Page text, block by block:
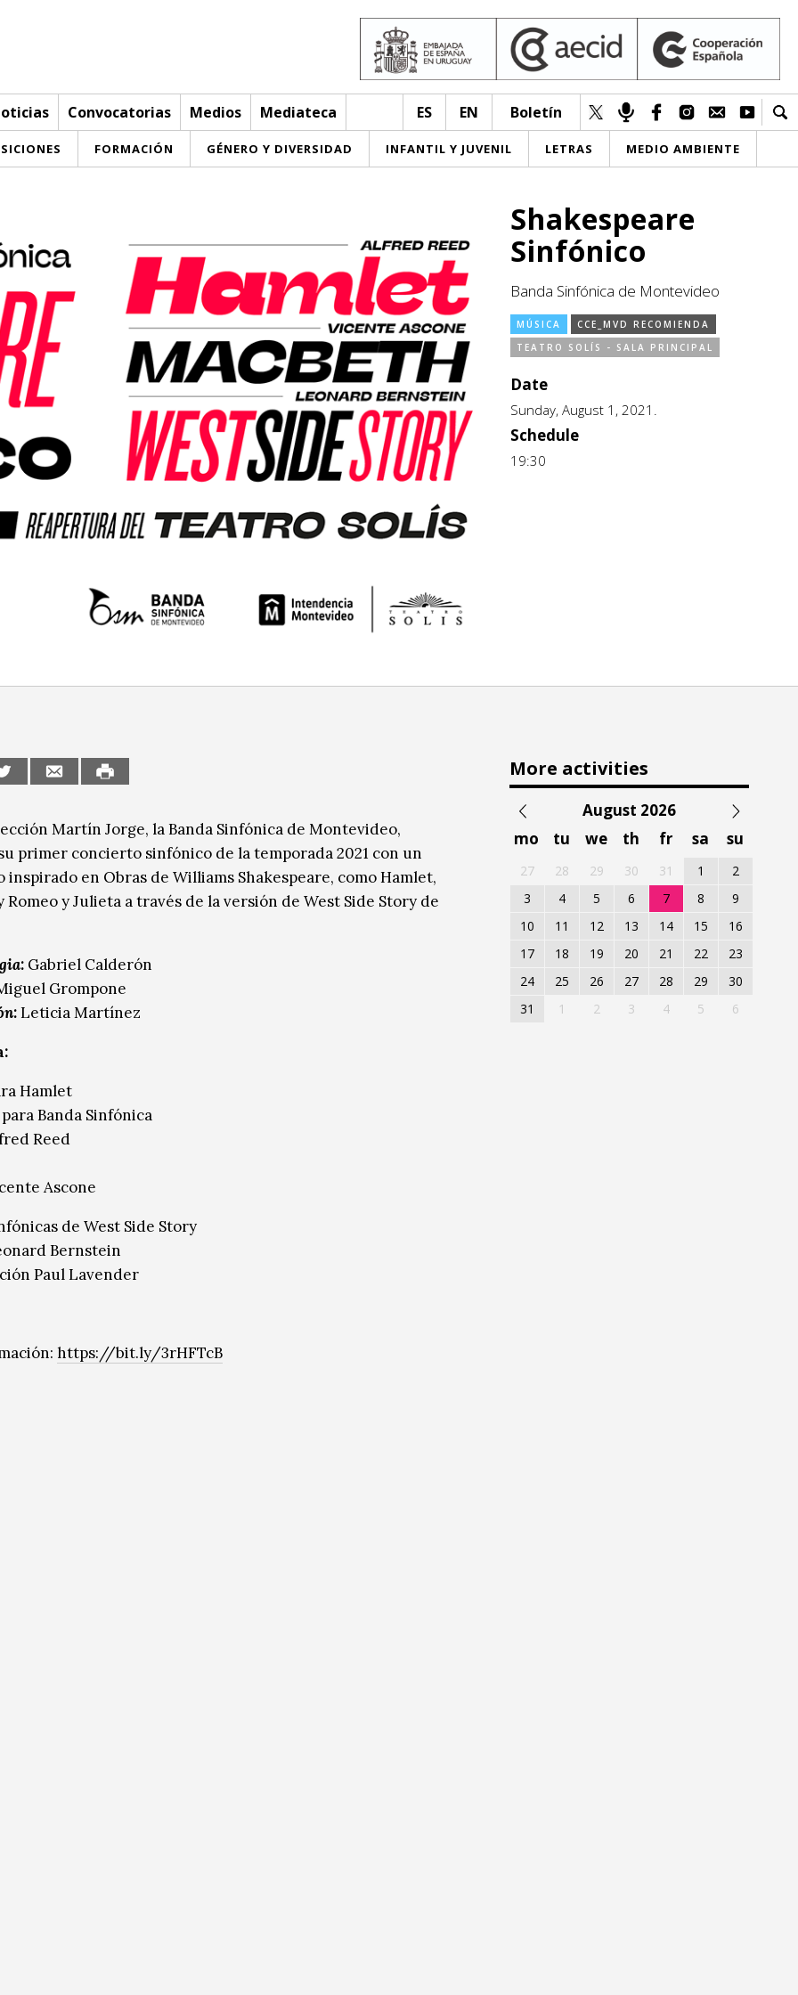
Convocatorias Medios Mediateca ES EN Boletín
FORMACIÓN GÉNERO Y DIVERSIDAD INFANTIL Y JUVENIL LETRAS MEDIO AMBIENTE
Shakespeare
Sinfónico
Banda Sinfónica de Montevideo
MÚSICA
CCE_MVD RECOMIENDA
TEATRO SOLÍS - SALA PRINCIPAL
Date
Sunday, August 1, 2021.
Schedule
19:30
Martín Jorge, la Banda Sinfónica de Montevideo,
primer concierto sinfónico de la temporada 2021 con un
en Obras de Williams Shakespeare, como Hamlet,
Romeo y Julieta a través de la versión de West Side Story de
Gabriel Calderón
Grompone
Leticia Martínez
Hamlet
Banda Sinfónica
Reed
Ascone
de West Side Story
Bernstein
Paul Lavender
https://bit.ly/3rHFTcB
More activities
August 2026
mo
tu we th fr sa su
27 28 29 30 31 1
2
3
4 5 6 7 8
9
10
11 12 13 14 15
16
17
18 19 20 21 22
23
24
25 26 27 28 29
30
31
1 2 3 4 5 6